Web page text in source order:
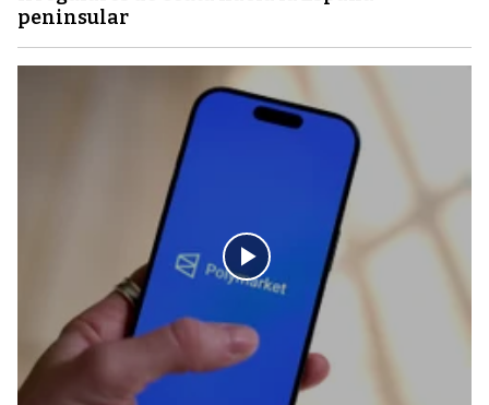
peninsular